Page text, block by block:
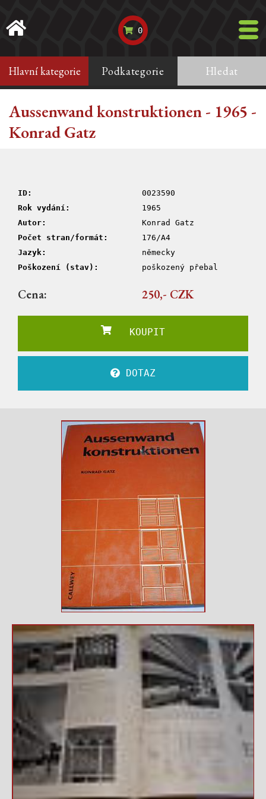
0
Hlavní kategorie Podkategorie Hledat
Aussenwand konstruktionen - 1965 -
Konrad Gatz
ID:
0023590
Rok vydání:
1965
Autor:
Konrad Gatz
Počet stran/formát:
176/A4
Jazyk:
německy
Poškození (stav):
poškozený přebal
Cena: 250,- CZK
KOUPIT
DOTAZ